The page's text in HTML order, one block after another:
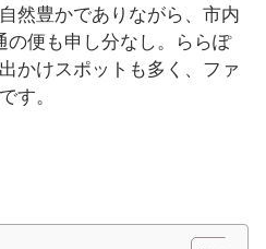
然豊かでありながら、市内
の便も申し分なし。ららぽ
かけスポットも多く、ファ
す。